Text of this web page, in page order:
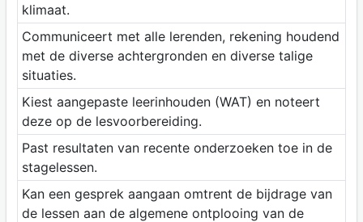
klimaat.
Communiceert met alle lerenden, rekening houdend
met de diverse achtergronden en diverse talige
situaties.
Kiest aangepaste leerinhouden (WAT) en noteert
deze op de lesvoorbereiding.
Past resultaten van recente onderzoeken toe in de
stagelessen.
Kan een gesprek aangaan omtrent de bijdrage van
de lessen aan de algemene ontplooing van de